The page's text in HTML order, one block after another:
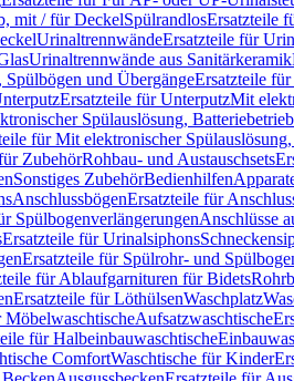
mit / für DeckelSpülrandlosErsatzteile
UrinaltrennwändeErsatzteile für
Urinaltrennwände aus Sanitärkeramik
Spülbögen und ÜbergängeErsatzteile
Ersatzteile für UnterputzMit
Spülauslösung, Batteriebetrieb
für Mit elektronischer
ZubehörRohbau- und Austauschsets
Sonstiges ZubehörBedienhilfen
AnschlussbögenErsatzteile für
SpülbogenverlängerungenAnschlüsse
Ersatzteile für Urinalsiphons
Ersatzteile für Spülrohr- und
für Ablaufgarnituren für Bidets
Ersatzteile für LöthülsenWaschplatz
MöbelwaschtischeAufsatzwaschtische
für Halbeinbauwaschtische
ComfortWaschtische für Kinder